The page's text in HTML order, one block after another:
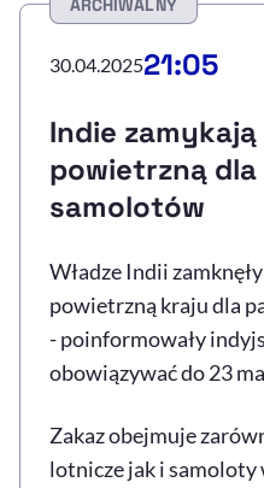
Sprawdź, jak i dlaczego
Deklaracja dostępności,
ARCHIWALNY
30.04.202521:05
Indie
powietrzną
samolotów
Władze Indii
powietrzną kraju dla
- poinformowały
obowiązywać do 23
Zakaz obejmuje
lotnicze jak i samoloty